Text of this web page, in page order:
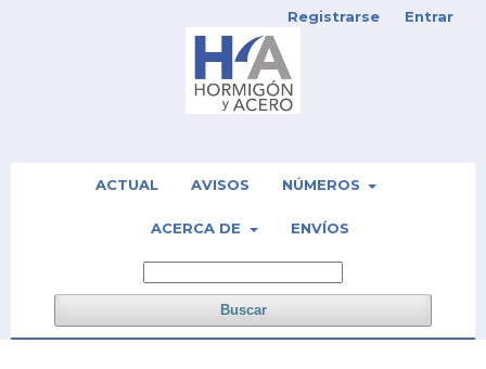
ACTUAL AVISOS NÚMEROS
ACERCA DE ENVÍOS
Buscar
Registrarse Entrar